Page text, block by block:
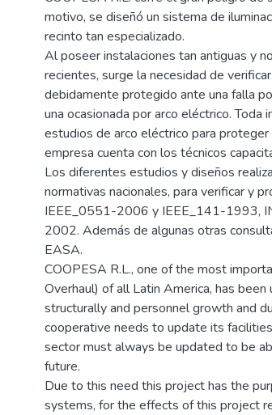
motivo, se diseñó un sistema de
recinto tan especializado.
Al poseer instalaciones tan antiguas y
recientes, surge la necesidad de
debidamente protegido ante una falla
una ocasionada por arco eléctrico.
estudios de arco eléctrico para
empresa cuenta con los técnicos
Los diferentes estudios y diseños
normativas nacionales, para verificar y
IEEE_0551-2006 y IEEE_141-1993,
2002. Además de algunas otras
EASA.
COOPESA R.L., one of the most
Overhaul) of all Latin America, has
structurally and personnel growth and
cooperative needs to update its
sector must always be updated to be
future.
Due to this need this project has the
systems, for the effects of this project